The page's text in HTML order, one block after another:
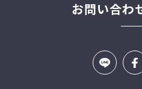
お問い合わ